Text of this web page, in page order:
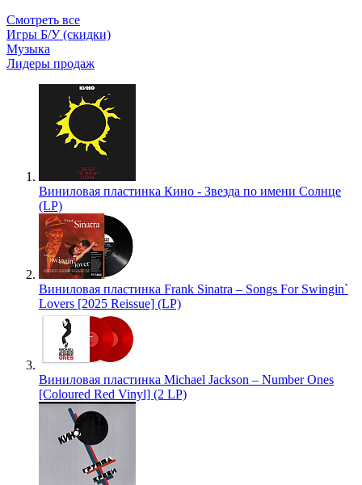
Смотреть все
Игры Б/У (скидки)
Музыка
Лидеры продаж
Виниловая пластинка Кино - Звезда по имени Солнце
(LP)
Виниловая пластинка Frank Sinatra – Songs For Swingin`
Lovers [2025 Reissue] (LP)
Виниловая пластинка Michael Jackson – Number Ones
[Coloured Red Vinyl] (2 LP)